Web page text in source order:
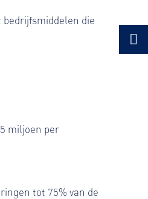
die
miljoen per
tot 75% van de